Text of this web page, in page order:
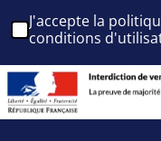
J'accepte la
conditions